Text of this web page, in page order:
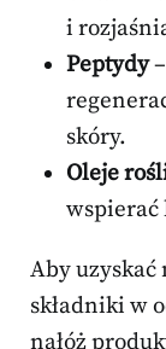
i
Peptydy
skóry.
Oleje
Aby
składniki w
nałóż